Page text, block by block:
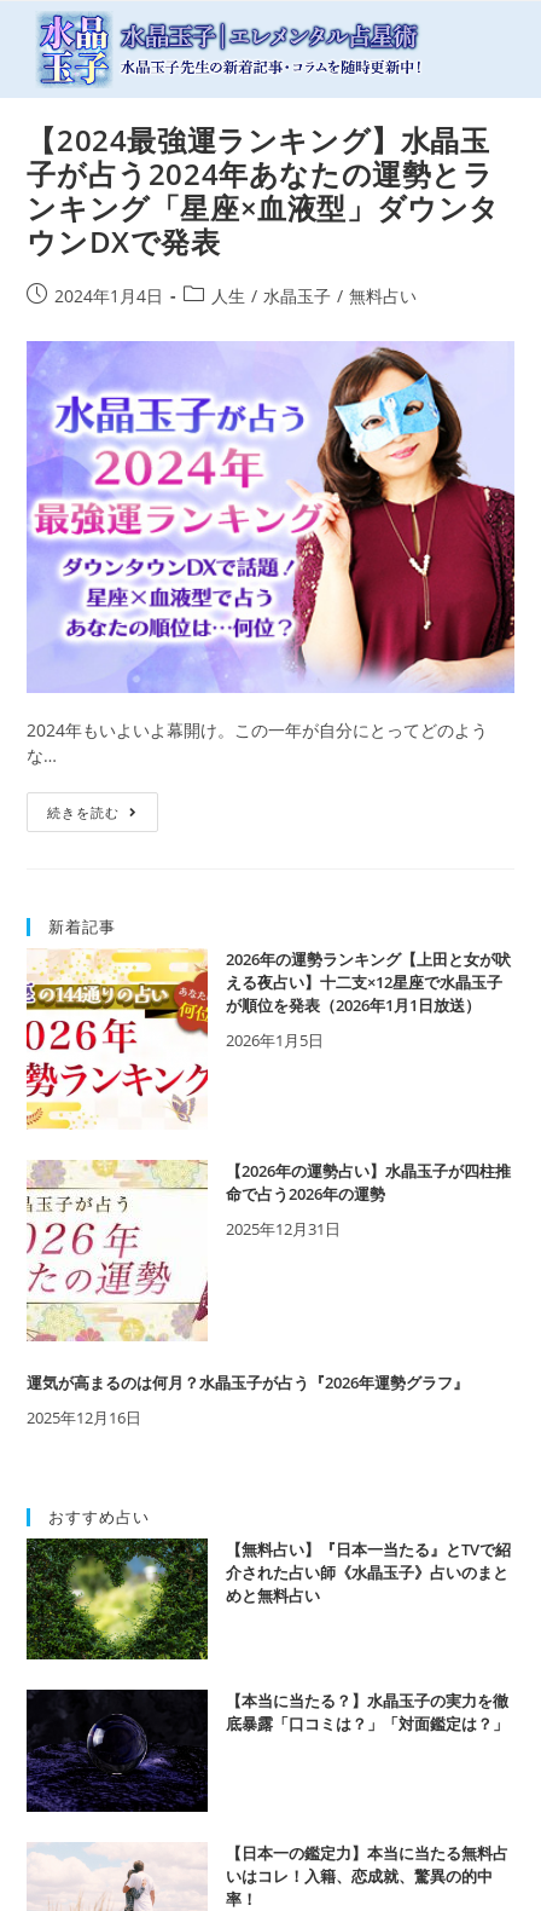
【2024最強運ランキング】水晶玉
子が占う2024年あなたの運勢とラ
ンキング「星座×血液型」ダウンタ
ウンDXで発表
投
公
開
2024年1月4日
投
カ
ゴ
リ
ー:
人生 / 水晶玉子 / 無料占い
2024年もいよいよ幕開け。この一年が自分にとってどのよう
な…
続きを読む
最
キ
ン
グ】
玉
子
占
う
あ
な
た
の
勢
グ
「星
座
×
血
型」
ウ
ン
タ
ン
新着記事
2026年の運勢ランキング【上田と女が吠
える夜占い】十二支×12星座で水晶玉子
が順位を発表（2026年1月1日放送）
2026年1月5日
【2026年の運勢占い】水晶玉子が四柱推
命で占う2026年の運勢
2025年12月31日
運気が高まるのは何月？水晶玉子が占う『2026年運勢グラフ』
2025年12月16日
おすすめ占い
【無料占い】『日本一当たる』とTVで紹
介された占い師《水晶玉子》占いのまと
めと無料占い
【本当に当たる？】水晶玉子の実力を徹
底暴露「口コミは？」「対面鑑定は？」
【日本一の鑑定力】本当に当たる無料占
いはコレ！入籍、恋成就、驚異の的中
率！